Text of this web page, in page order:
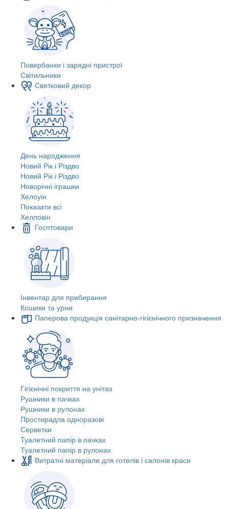
Повербанки і зарядні пристрої
Світильники
Святковий декор
День народження
Новий Рік і Різдво
Новий Рік і Різдво
Новорічні іграшки
Хелоуін
Показати всі
Хелловін
Госптовари
Інвентар для прибирання
Кошики та урни
Паперова продукція санітарно-гігієнічного призначення
Гігієнічні покриття на унітаз
Рушники в пачках
Рушники в рулонах
Простирадла одноразові
Серветки
Туалетний папір в пачках
Туалетний папір в рулонах
Витратні матеріали для готелів і салонів краси